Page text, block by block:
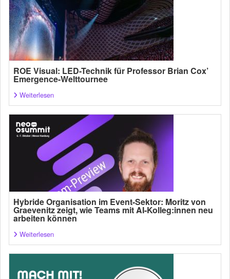
ROE Visual: LED-Technik für Professor Brian Cox’
Emergence-Welttournee
Weiterlesen
Hybride Organisation im Event-Sektor: Moritz von
Graevenitz zeigt, wie Teams mit AI-Kolleg:innen neu
arbeiten können
Weiterlesen